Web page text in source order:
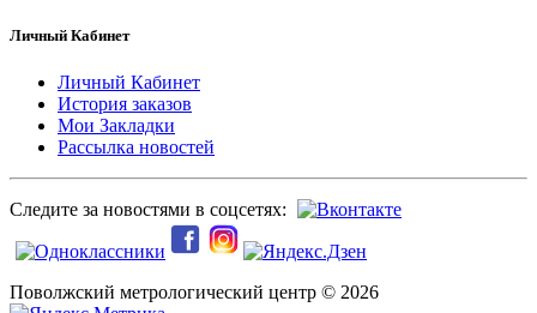
Личный Кабинет
Личный Кабинет
История заказов
Мои Закладки
Рассылка новостей
Следите за новостями в соцсетях:
Поволжский метрологический центр © 2026